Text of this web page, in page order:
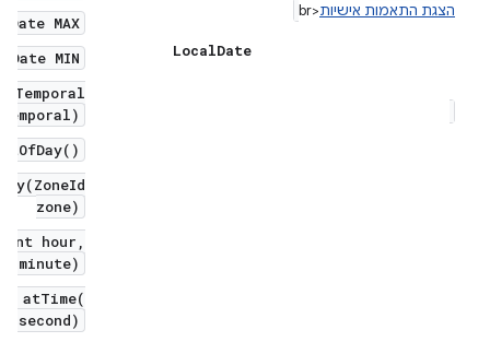
הצגת התאמות אישיות<br
LocalDate
MAX
MIN
temporal)
zone)
hour,
minute)
atTime(